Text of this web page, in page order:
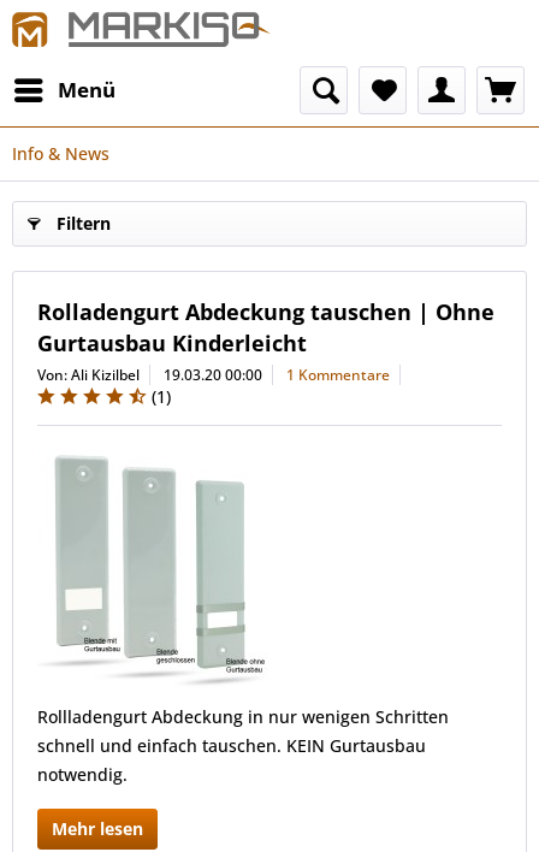
Menü
Info & News
Filtern
Rolladengurt Abdeckung tauschen | Ohne
Gurtausbau Kinderleicht
Von: Ali Kizilbel 19.03.20 00:00 1 Kommentare
(1)
Rollladengurt Abdeckung in nur wenigen Schritten
schnell und einfach tauschen. KEIN Gurtausbau
notwendig.
Mehr lesen